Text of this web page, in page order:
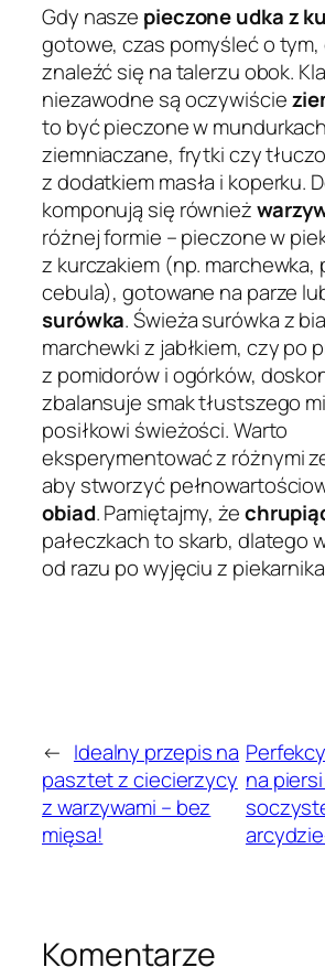
Gdy nasze pieczone udka z
gotowe, czas pomyśleć o
znaleźć się na talerzu obok.
niezawodne są oczywiście
to być pieczone w
ziemniaczane, frytki czy
z dodatkiem masła i koperku.
komponują się również
różnej formie – pieczone w
z kurczakiem (np. marchewka,
cebula), gotowane na parze
surówka. Świeża surówka z
marchewki z jabłkiem, czy po
z pomidorów i ogórków,
zbalansuje smak tłustszego
posiłkowi świeżości. Warto
eksperymentować z różnymi
aby stworzyć
obiad. Pamiętajmy, że
pałeczkach to skarb, dlatego
od razu po wyjęciu z
← Idealny przepis na
pasztet z ciecierzycy
z warzywami – bez
mięsa!
na
Komentarze